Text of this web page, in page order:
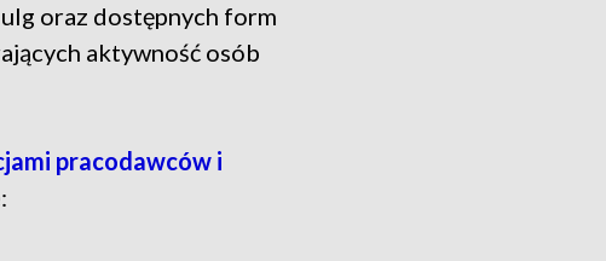
oraz dostępnych form
aktywność osób
pracodawców i